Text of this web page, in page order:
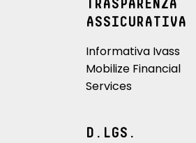
TRASPARENZA
ASSICURATIVA
Informativa Ivass
Mobilize Financial
Services
D.LGS.